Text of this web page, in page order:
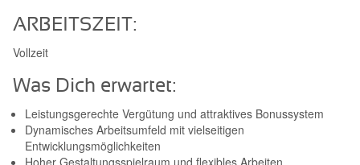
ARBEITSZEIT:
Vollzeit
Was Dich erwartet:
Leistungsgerechte Vergütung und attraktives Bonussystem
Dynamisches Arbeitsumfeld mit vielseitigen
Entwicklungsmöglichkeiten
Hoher Gestaltungsspielraum und flexibles Arbeiten